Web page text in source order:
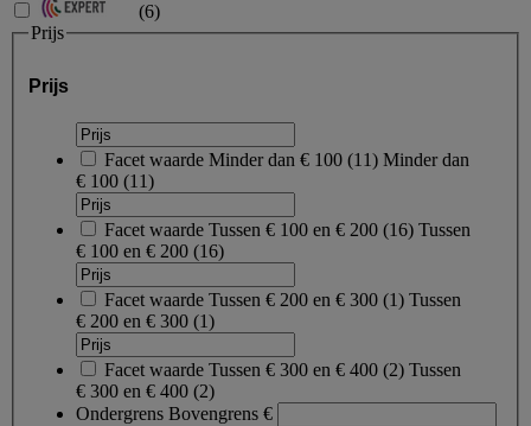
(6)
Prijs
Prijs
Facet waarde Minder dan € 100 (11) Minder dan
€ 100 (11)
Facet waarde Tussen € 100 en € 200 (16) Tussen
€ 100 en € 200 (16)
Facet waarde Tussen € 200 en € 300 (1) Tussen
€ 200 en € 300 (1)
Facet waarde Tussen € 300 en € 400 (2) Tussen
€ 300 en € 400 (2)
Ondergrens Bovengrens €